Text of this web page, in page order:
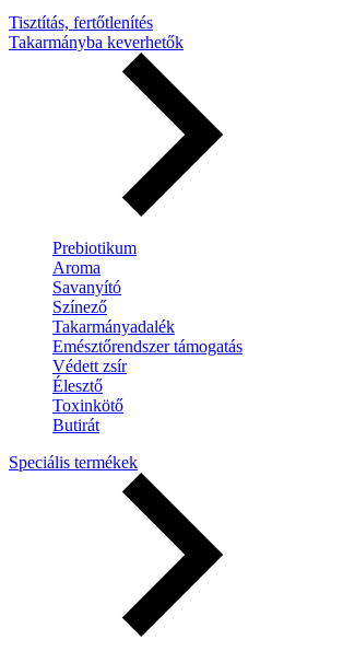
Tisztítás, fertőtlenítés
Takarmányba keverhetők
Prebiotikum
Aroma
Savanyító
Színező
Takarmányadalék
Emésztőrendszer támogatás
Védett zsír
Élesztő
Toxinkötő
Butirát
Speciális termékek